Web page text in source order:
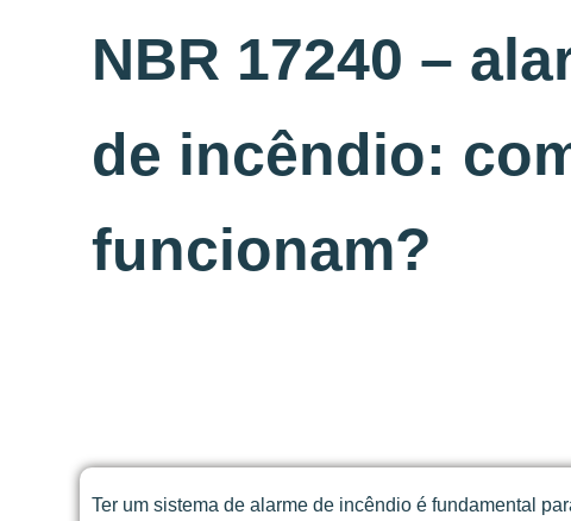
NBR 17240 –
de incêndio:
funcionam?
Ter um sistema de alarme de incêndio é fundamental